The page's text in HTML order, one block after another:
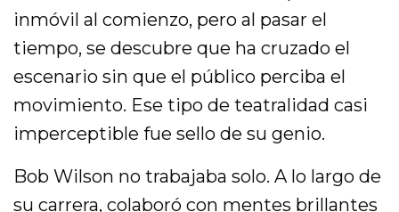
inmóvil al comienzo, pero al pasar el
tiempo, se descubre que ha cruzado el
escenario sin que el público perciba el
movimiento. Ese tipo de teatralidad casi
imperceptible fue sello de su genio.
Bob Wilson no trabajaba solo. A lo largo de
su carrera, colaboró con mentes brillantes